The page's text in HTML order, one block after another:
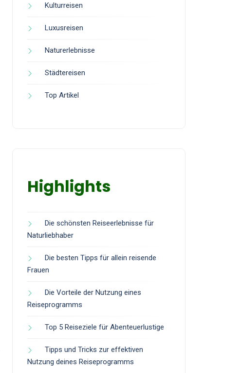
Kulturreisen
Luxusreisen
Naturerlebnisse
Städtereisen
Top Artikel
Highlights
Die schönsten Reiseerlebnisse für
Naturliebhaber
Die besten Tipps für allein reisende
Frauen
Die Vorteile der Nutzung eines
Reiseprogramms
Top 5 Reiseziele für Abenteuerlustige
Tipps und Tricks zur effektiven
Nutzung deines Reiseprogramms